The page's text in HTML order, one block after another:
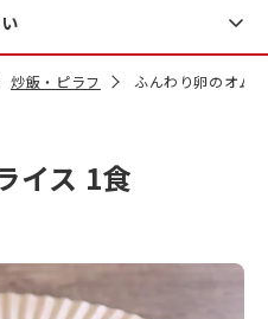
炒飯・ピラフ ふんわり卵のオム
イス 1食